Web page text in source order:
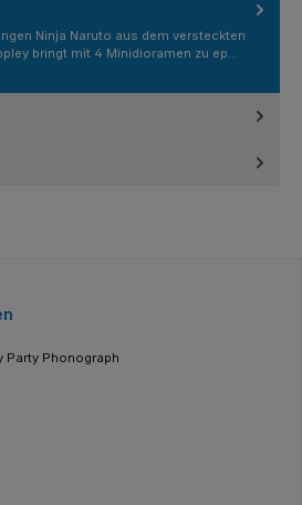
Ninja Naruto aus dem versteckten
bringt mit 4 Minidioramen zu ep…